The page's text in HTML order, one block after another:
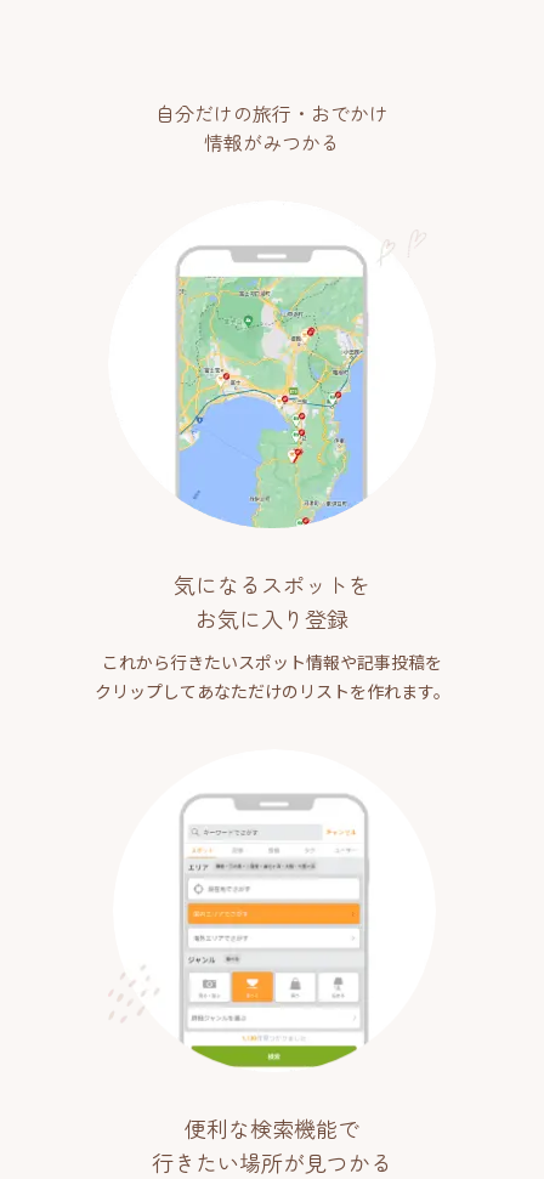
自分だけの旅行・おでかけ
情報がみつかる
気になるスポットを
お気に入り登録
これから行きたいスポット情報や記事投稿を
クリップしてあなただけのリストを作れます。
便利な検索機能で
行きたい場所が見つかる